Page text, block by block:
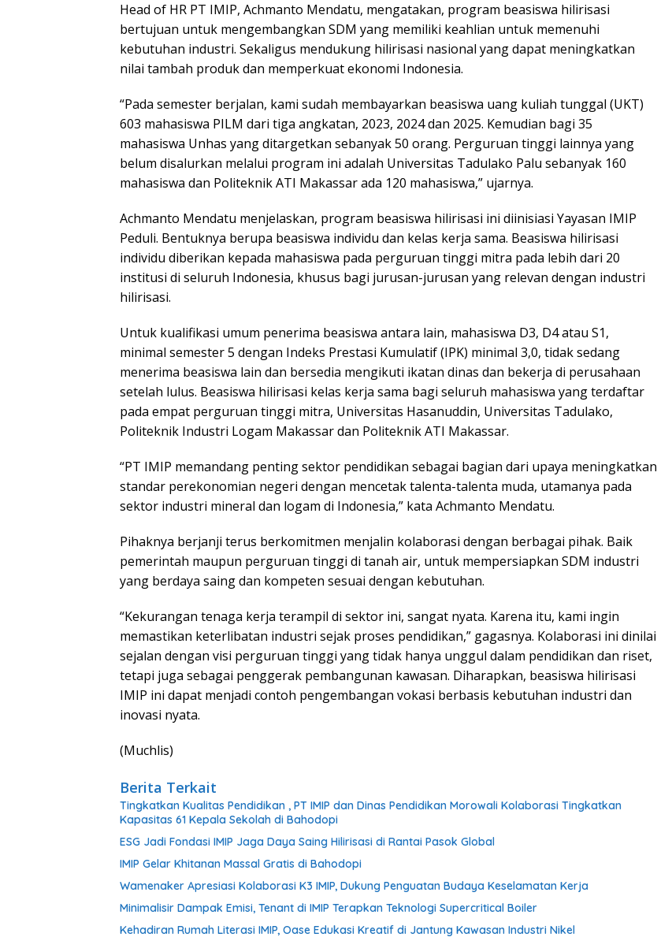
Head of HR PT IMIP, Achmanto Mendatu, mengatakan, program beasiswa hilirisasi
bertujuan untuk mengembangkan SDM yang memiliki keahlian untuk memenuhi
kebutuhan industri. Sekaligus mendukung hilirisasi nasional yang dapat meningkatkan
nilai tambah produk dan memperkuat ekonomi Indonesia.
“Pada semester berjalan, kami sudah membayarkan beasiswa uang kuliah tunggal (UKT)
603 mahasiswa PILM dari tiga angkatan, 2023, 2024 dan 2025. Kemudian bagi 35
mahasiswa Unhas yang ditargetkan sebanyak 50 orang. Perguruan tinggi lainnya yang
belum disalurkan melalui program ini adalah Universitas Tadulako Palu sebanyak 160
mahasiswa dan Politeknik ATI Makassar ada 120 mahasiswa,” ujarnya.
Achmanto Mendatu menjelaskan, program beasiswa hilirisasi ini diinisiasi Yayasan IMIP
Peduli. Bentuknya berupa beasiswa individu dan kelas kerja sama. Beasiswa hilirisasi
individu diberikan kepada mahasiswa pada perguruan tinggi mitra pada lebih dari 20
institusi di seluruh Indonesia, khusus bagi jurusan-jurusan yang relevan dengan industri
hilirisasi.
Untuk kualifikasi umum penerima beasiswa antara lain, mahasiswa D3, D4 atau S1,
minimal semester 5 dengan Indeks Prestasi Kumulatif (IPK) minimal 3,0, tidak sedang
menerima beasiswa lain dan bersedia mengikuti ikatan dinas dan bekerja di perusahaan
setelah lulus. Beasiswa hilirisasi kelas kerja sama bagi seluruh mahasiswa yang terdaftar
pada empat perguruan tinggi mitra, Universitas Hasanuddin, Universitas Tadulako,
Politeknik Industri Logam Makassar dan Politeknik ATI Makassar.
“PT IMIP memandang penting sektor pendidikan sebagai bagian dari upaya meningkatkan
standar perekonomian negeri dengan mencetak talenta-talenta muda, utamanya pada
sektor industri mineral dan logam di Indonesia,” kata Achmanto Mendatu.
Pihaknya berjanji terus berkomitmen menjalin kolaborasi dengan berbagai pihak. Baik
pemerintah maupun perguruan tinggi di tanah air, untuk mempersiapkan SDM industri
yang berdaya saing dan kompeten sesuai dengan kebutuhan.
“Kekurangan tenaga kerja terampil di sektor ini, sangat nyata. Karena itu, kami ingin
memastikan keterlibatan industri sejak proses pendidikan,” gagasnya. Kolaborasi ini dinilai
sejalan dengan visi perguruan tinggi yang tidak hanya unggul dalam pendidikan dan riset,
tetapi juga sebagai penggerak pembangunan kawasan. Diharapkan, beasiswa hilirisasi
IMIP ini dapat menjadi contoh pengembangan vokasi berbasis kebutuhan industri dan
inovasi nyata.
(Muchlis)
Berita Terkait
Tingkatkan Kualitas Pendidikan , PT IMIP dan Dinas Pendidikan Morowali Kolaborasi Tingkatkan
Kapasitas 61 Kepala Sekolah di Bahodopi
ESG Jadi Fondasi IMIP Jaga Daya Saing Hilirisasi di Rantai Pasok Global
IMIP Gelar Khitanan Massal Gratis di Bahodopi
Wamenaker Apresiasi Kolaborasi K3 IMIP, Dukung Penguatan Budaya Keselamatan Kerja
Minimalisir Dampak Emisi, Tenant di IMIP Terapkan Teknologi Supercritical Boiler
Kehadiran Rumah Literasi IMIP, Oase Edukasi Kreatif di Jantung Kawasan Industri Nikel